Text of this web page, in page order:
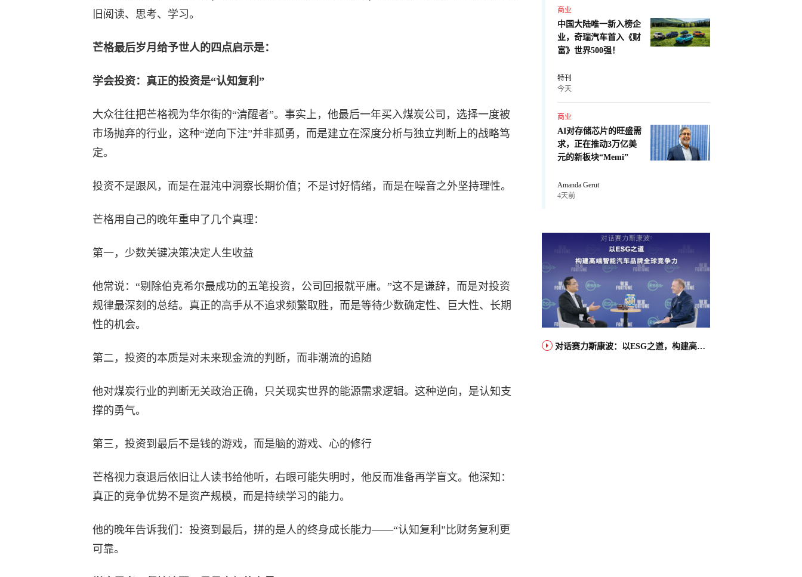
旧阅读、思考、学习。
芒格最后岁月给予世人的四点启示是：
学会投资：真正的投资是“认知复利”
大众往往把芒格视为华尔街的“清醒者”。事实上，他最后一年买入煤炭公司，选择一度被
市场抛弃的行业，这种“逆向下注”并非孤勇，而是建立在深度分析与独立判断上的战略笃
定。
投资不是跟风，而是在混沌中洞察长期价值；不是讨好情绪，而是在噪音之外坚持理性。
芒格用自己的晚年重申了几个真理：
第一，少数关键决策决定人生收益
他常说：“剔除伯克希尔最成功的五笔投资，公司回报就平庸。”这不是谦辞，而是对投资
规律最深刻的总结。真正的高手从不追求频繁取胜，而是等待少数确定性、巨大性、长期
性的机会。
第二，投资的本质是对未来现金流的判断，而非潮流的追随
他对煤炭行业的判断无关政治正确，只关现实世界的能源需求逻辑。这种逆向，是认知支
撑的勇气。
第三，投资到最后不是钱的游戏，而是脑的游戏、心的修行
芒格视力衰退后依旧让人读书给他听，右眼可能失明时，他反而准备再学盲文。他深知：
真正的竞争优势不是资产规模，而是持续学习的能力。
他的晚年告诉我们：投资到最后，拼的是人的终身成长能力——“认知复利”比财务复利更
可靠。
商业
中国大陆唯一新入榜企
业，奇瑞汽车首入《财
富》世界500强！
特刊
今天
商业
AI对存储芯片的旺盛需
求，正在推动3万亿美
元的新板块“Memi”
Amanda Gerut
4天前
对话赛力斯康波：以ESG之道，构建高端智能汽车品牌全球竞争力